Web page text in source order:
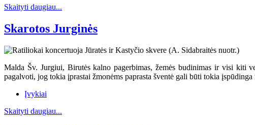
Skaityti daugiau...
Skarotos Jurginės
Malda Šv. Jurgiui, Birutės kalno pagerbimas, žemės budinimas ir visi kiti
pagalvoti, jog tokia įprastai žmonėms paprasta šventė gali būti tokia įspūdinga
Įvykiai
Skaityti daugiau...